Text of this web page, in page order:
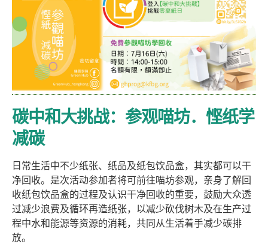
碳中和大挑战：参观喵坊．悭纸学
减碳
日常生活中不少纸张、纸品及纸包饮品盒，其实都可以干
净回收。是次活动参加者将可前往喵坊参观，亲身了解回
收纸包饮品盒的过程及认识干净回收的重要，鼓励大众透
过减少浪费及循环再造纸张，以减少砍伐树木及在生产过
程中水和能源等资源的消耗，共同从生活着手减少碳排
放。